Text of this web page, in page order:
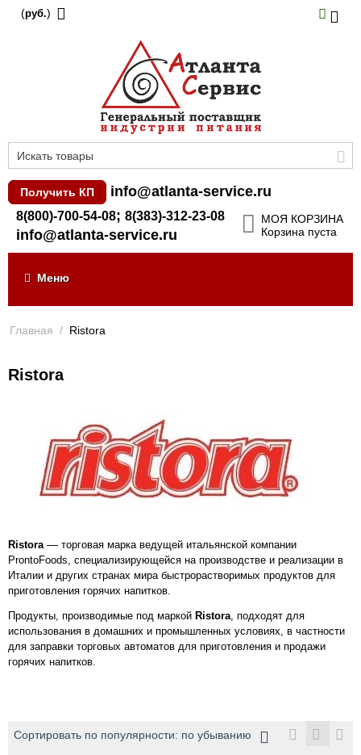
(руб.)
Получить КП info@atlanta-service.ru
8(800)-700-54-08; 8(383)-312-23-08
info@atlanta-service.ru
МОЯ КОРЗИНА
Корзина пуста
Меню
Главная / Ristora
Ristora
Ristora — торговая марка ведущей итальянской компании
ProntoFoods, специализирующейся на производстве и реализации в
Италии и других странах мира быстрорастворимых продуктов для
приготовления горячих напитков.
Продукты, производимые под маркой Ristora, подходят для
использования в домашних и промышленных условиях, в частности
для заправки торговых автоматов для приготовления и продажи
горячих напитков.
Сортировать по популярности: по убыванию